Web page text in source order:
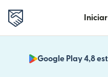
Google Play 4,8